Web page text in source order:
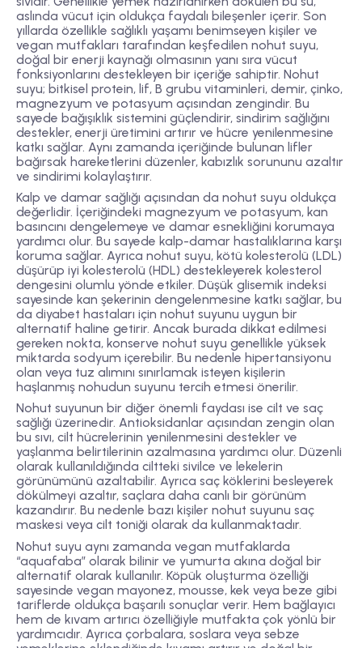
aslında vücut için oldukça faydalı bileşenler içerir. Son
yıllarda özellikle sağlıklı yaşamı benimseyen kişiler ve
vegan mutfakları tarafından keşfedilen nohut suyu,
doğal bir enerji kaynağı olmasının yanı sıra vücut
fonksiyonlarını destekleyen bir içeriğe sahiptir. Nohut
suyu; bitkisel protein, lif, B grubu vitaminleri, demir, çinko,
magnezyum ve potasyum açısından zengindir. Bu
sayede bağışıklık sistemini güçlendirir, sindirim sağlığını
destekler, enerji üretimini artırır ve hücre yenilenmesine
katkı sağlar. Aynı zamanda içeriğinde bulunan lifler
bağırsak hareketlerini düzenler, kabızlık sorununu azaltır
ve sindirimi kolaylaştırır.
Kalp ve damar sağlığı açısından da nohut suyu oldukça
değerlidir. İçeriğindeki magnezyum ve potasyum, kan
basıncını dengelemeye ve damar esnekliğini korumaya
yardımcı olur. Bu sayede kalp-damar hastalıklarına karşı
koruma sağlar. Ayrıca nohut suyu, kötü kolesterolü (LDL)
düşürüp iyi kolesterolü (HDL) destekleyerek kolesterol
dengesini olumlu yönde etkiler. Düşük glisemik indeksi
sayesinde kan şekerinin dengelenmesine katkı sağlar, bu
da diyabet hastaları için nohut suyunu uygun bir
alternatif haline getirir. Ancak burada dikkat edilmesi
gereken nokta, konserve nohut suyu genellikle yüksek
miktarda sodyum içerebilir. Bu nedenle hipertansiyonu
olan veya tuz alımını sınırlamak isteyen kişilerin
haşlanmış nohudun suyunu tercih etmesi önerilir.
Nohut suyunun bir diğer önemli faydası ise cilt ve saç
sağlığı üzerinedir. Antioksidanlar açısından zengin olan
bu sıvı, cilt hücrelerinin yenilenmesini destekler ve
yaşlanma belirtilerinin azalmasına yardımcı olur. Düzenli
olarak kullanıldığında ciltteki sivilce ve lekelerin
görünümünü azaltabilir. Ayrıca saç köklerini besleyerek
dökülmeyi azaltır, saçlara daha canlı bir görünüm
kazandırır. Bu nedenle bazı kişiler nohut suyunu saç
maskesi veya cilt toniği olarak da kullanmaktadır.
Nohut suyu aynı zamanda vegan mutfaklarda
“aquafaba” olarak bilinir ve yumurta akına doğal bir
alternatif olarak kullanılır. Köpük oluşturma özelliği
sayesinde vegan mayonez, mousse, kek veya beze gibi
tariflerde oldukça başarılı sonuçlar verir. Hem bağlayıcı
hem de kıvam artırıcı özelliğiyle mutfakta çok yönlü bir
yardımcıdır. Ayrıca çorbalara, soslara veya sebze